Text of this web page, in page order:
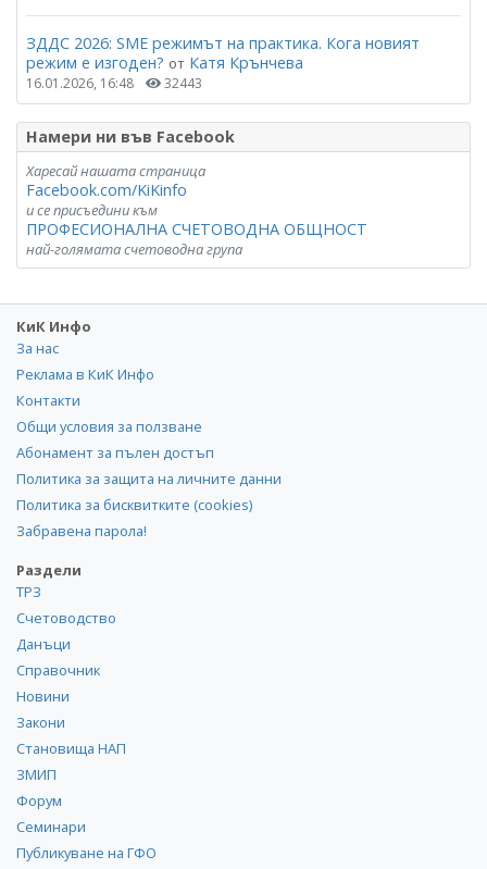
ЗДДС 2026: SME режимът на практика. Кога новият
режим е изгоден? от Катя Крънчева
16.01.2026, 16:48 32443
Намери ни във Facebook
Харесай нашата страница
Facebook.com/KiKinfo
и се присъедини към
ПРОФЕСИОНАЛНА СЧЕТОВОДНА ОБЩНОСТ
най-голямата счетоводна група
КиК Инфо
За нас
Реклама в КиК Инфо
Контакти
Общи условия за ползване
Абонамент за пълен достъп
Политика за защита на личните данни
Политика за бисквитките (cookies)
Забравена парола!
Раздели
ТРЗ
Счетоводство
Данъци
Справочник
Новини
Закони
Становища НАП
ЗМИП
Форум
Семинари
Публикуване на ГФО